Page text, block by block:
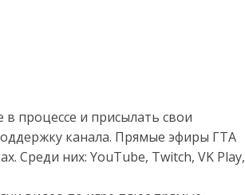
процессе и присылать свои
канала. Прямые эфиры ГТА
Среди них: YouTube, Twitch, VK Play,